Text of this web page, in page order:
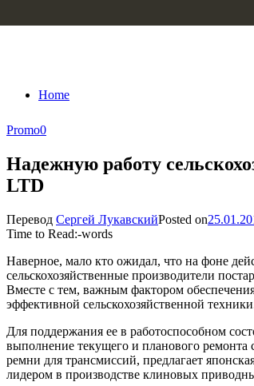
Home
Promo0
Надежную работу
LTD
Перевод Сергей ЛукавскийPosted on
Time to Read:-words
Наверное, мало кто ожидал, что на фоне
сельскохозяйственные производители
Вместе с тем, важным фактором
эффективной сельскохозяйственной
Для поддержания ее в работоспособном
выполнение текущего и планового
ремни для трансмиссий, предлагает
лидером в производстве клиновых